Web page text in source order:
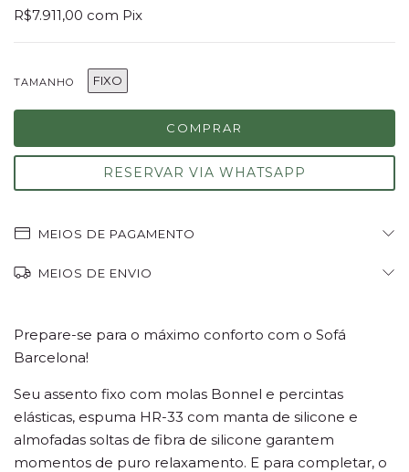
R$7.911,00 com Pix
TAMANHO FIXO
RESERVAR VIA WHATSAPP
MEIOS DE PAGAMENTO
MEIOS DE ENVIO
Prepare-se para o máximo conforto com o Sofá
Barcelona!
Seu assento fixo com molas Bonnel e percintas
elásticas, espuma HR-33 com manta de silicone e
almofadas soltas de fibra de silicone garantem
momentos de puro relaxamento. E para completar, o